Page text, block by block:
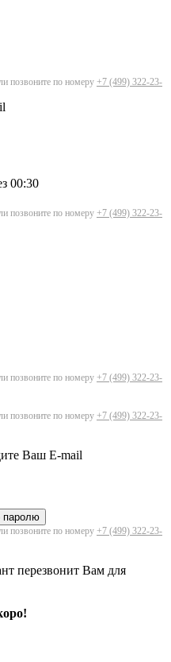
позвоните по номеру +7 (499) 322-23-
00:30
позвоните по номеру +7 (499) 322-23-
позвоните по номеру +7 (499) 322-23-
позвоните по номеру +7 (499) 322-23-
Ваш E-mail
паролю
позвоните по номеру +7 (499) 322-23-
перезвонит Вам для